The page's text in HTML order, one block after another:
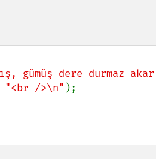
gümüş dere durmaz
"<br />\n" );